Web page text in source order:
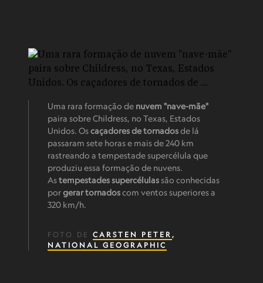
Uma rara formação de nuvem "nave-mãe"
paira sobre Childress, no Texas, Estados
Unidos. Oscaçadores de tornadosde lá
passaram sete horas e mais de 240 km
rastreando a tempestade supercélula que
produziu essa formação de nuvens.
Astempestades supercélulassão conhecidas
porgerar tornadoscom ventos superiores a
320 km/h.
FOTO DE CARSTEN PETER ,
NATIONAL GEOGRAPHIC